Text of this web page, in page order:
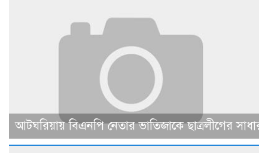
আটঘরিয়ায় বিএনপি নেতার ভাতিজাকে ছাত্রলীগের